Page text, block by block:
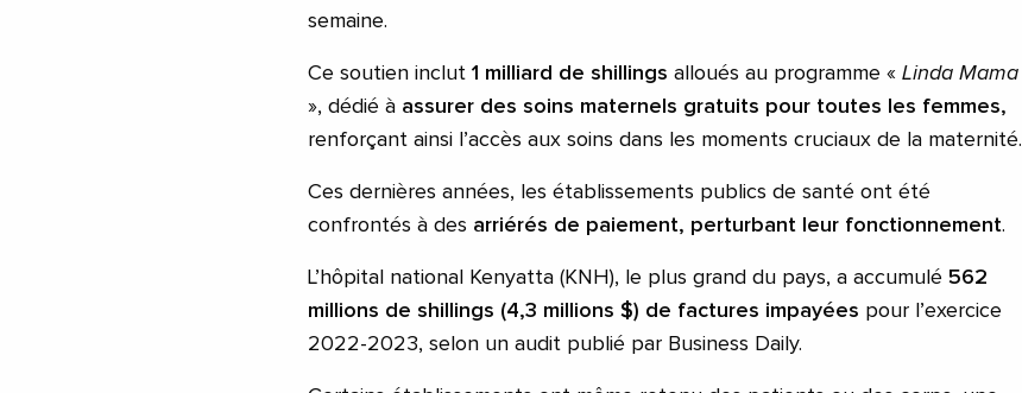
semaine.
Ce soutien inclut 1 milliard de shillings alloués au programme « Linda Mama
», dédié à assurer des soins maternels gratuits pour toutes les femmes,
renforçant ainsi l’accès aux soins dans les moments cruciaux de la maternité.
Ces dernières années, les établissements publics de santé ont été
confrontés à des arriérés de paiement, perturbant leur fonctionnement.
L’hôpital national Kenyatta (KNH), le plus grand du pays, a accumulé 562
millions de shillings (4,3 millions $) de factures impayées pour l’exercice
2022-2023, selon un audit publié par Business Daily.